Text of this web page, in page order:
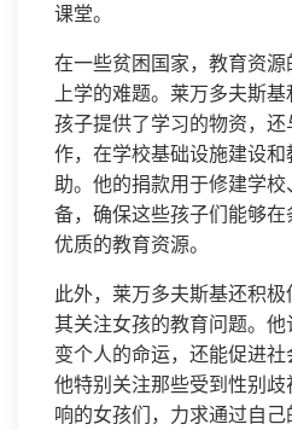
课堂。
在一些贫困国家，教育资
上学的难题。莱万多夫斯
孩子提供了学习的物资，
作，在学校基础设施建设
助。他的捐款用于修建学
备，确保这些孩子们能够
优质的教育资源。
此外，莱万多夫斯基还积
其关注女孩的教育问题。
变个人的命运，还能促进社
他特别关注那些受到性别
响的女孩们，力求通过自